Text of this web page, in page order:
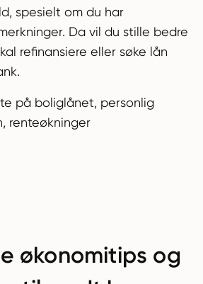
spesielt om du har
Da vil du stille bedre
refinansiere eller søke lån
på boliglånet, personlig
renteøkninger
økonomitips og